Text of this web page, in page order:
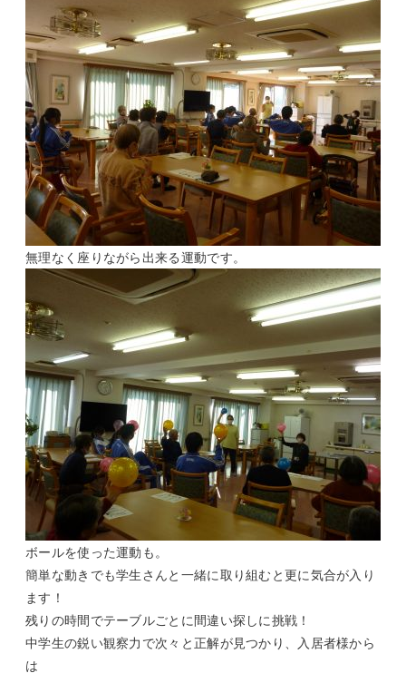
無理なく座りながら出来る運動です。
ボールを使った運動も。
簡単な動きでも学生さんと一緒に取り組むと更に気合が入り
ます！
残りの時間でテーブルごとに間違い探しに挑戦！
中学生の鋭い観察力で次々と正解が見つかり、入居者様から
は